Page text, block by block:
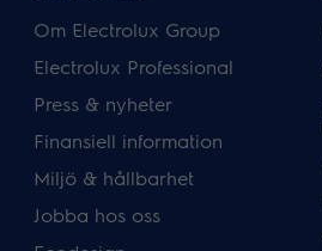
Om Electrolux Group
Electrolux Professional
Press & nyheter
Finansiell information
Miljö & hållbarhet
Jobba hos oss